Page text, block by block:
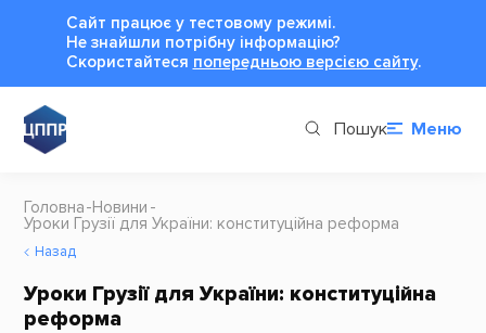
Сайт працює у тестовому режимі.
Не знайшли потрібну інформацію?
Cкористайтеся попередньою версією сайту.
Пошук Меню
Головна Новини
Уроки Грузії для України: конституційна реформа
Назад
Уроки Грузії для України: конституційна
реформа